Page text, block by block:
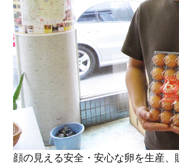
顔の見える安全・安心な卵を生産、